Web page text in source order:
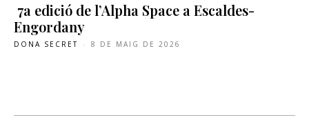
7a edició de l’Alpha Space a Escaldes-
Engordany
DONA SECRET - 8 DE MAIG DE 2026